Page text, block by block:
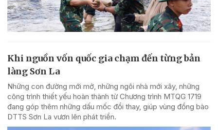
Khi nguồn vốn quốc gia chạm đến từng bản
làng Sơn La
Những con đường mới mở, những ngôi nhà mới xây, những
công trình thiết yếu hoàn thành từ Chương trình MTQG 1719
đang góp thêm những dấu mốc đổi thay, giúp vùng đồng bào
DTTS Sơn La vươn lên phát triển.